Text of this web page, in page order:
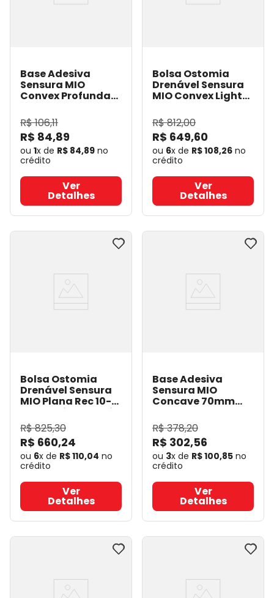
Base Adesiva
Sensura MIO
Convex Profunda
40mm - Coloplast
16961- Coloplast
R$106,11
R$ 84,89
ou 1x de R$ 84,89 no
crédito
Ver
Detalhes
Bolsa Ostomia
Drenável Sensura
MIO Convex Light
Cinza Maxi - 10un -
Coloplast 16436
Coloplast
R$812,00
R$ 649,60
ou 6x de R$108,26 no
crédito
Ver
Detalhes
Bolsa Ostomia
Drenável Sensura
MIO Plana Rec 10-
55mm Cinza Maxi -
30un - Coloplast
10451- Coloplast
R$825,30
R$ 660,24
ou 6x de R$110,04 no
crédito
Ver
Detalhes
Base Adesiva
Sensura MIO
Concave 70mm
- Coloplast 18530
Coloplast
R$378,20
R$ 302,56
ou 3x de R$100,85 no
crédito
Ver
Detalhes